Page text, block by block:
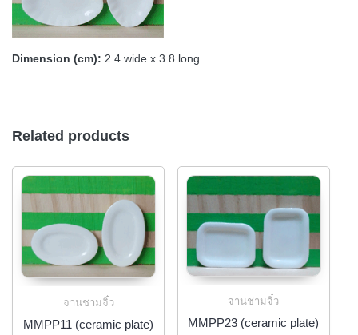
Dimension (cm): 2.4 wide x 3.8 long
Related products
จานชามจิ๋ว
MMPP11 (ceramic plate)
จานชามจิ๋ว
MMPP23 (ceramic plate)